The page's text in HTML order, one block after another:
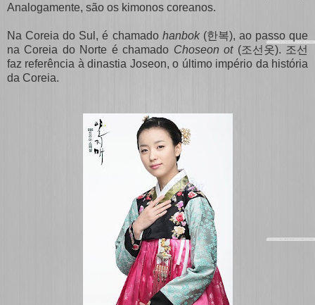
Analogamente, são os kimonos coreanos.
Na Coreia do Sul, é chamado hanbok(한복), ao passo que
na Coreia do Norte é chamado Choseon ot(조선옷). 조선
faz referência à dinastia Joseon, o último império da história
da Coreia.